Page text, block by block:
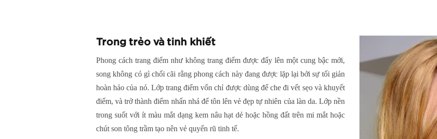
Trong trẻo và tinh khiết
Phong cách trang điểm như không trang điểm được đẩy lên một cung bậc mới,
song không có gì chối cãi rằng phong cách này đang được lặp lại bởi sự tối giản
hoàn hảo của nó. Lớp trang điểm vốn chỉ được dùng để che đi vết sẹo và khuyết
điểm, và trở thành điểm nhấn nhá để tôn lên vẻ đẹp tự nhiên của làn da. Lớp nền
trong suốt với ít màu mắt dạng kem nâu hạt dẻ hoặc hồng đất trên mi mắt hoặc
chút son tông trầm tạo nên vẻ quyến rũ tinh tế.